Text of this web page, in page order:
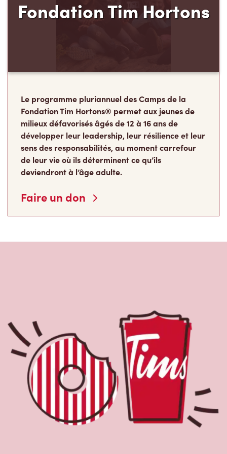
Fondation Tim Hortons
Le programme pluriannuel des Camps de la
Fondation Tim Hortons® permet aux jeunes de
milieux défavorisés âgés de 12 à 16 ans de
développer leur leadership, leur résilience et leur
sens des responsabilités, au moment carrefour
de leur vie où ils déterminent ce qu’ils
deviendront à l’âge adulte.
Faire un don